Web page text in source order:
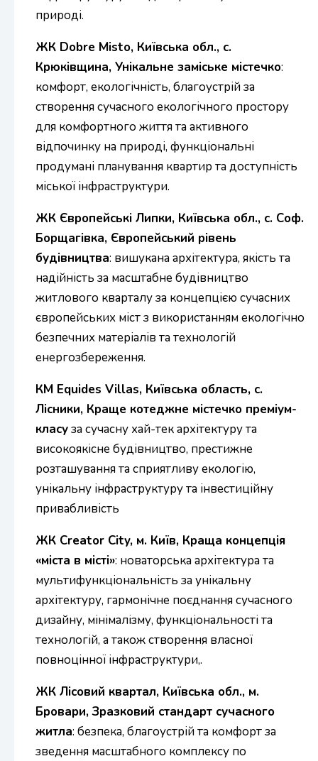
природі.
ЖК Dobre Misto, Київська обл., с.
Крюківщина, Унікальне заміське містечко:
комфорт, екологічність, благоустрій за
створення сучасного екологічного простору
для комфортного життя та активного
відпочинку на природі, функціональні
продумані планування квартир та доступність
міської інфраструктури.
ЖК Європейські Липки, Київська обл., с. Соф.
Борщагівка, Європейський рівень
будівництва: вишукана архітектура, якість та
надійність за масштабне будівництво
житлового кварталу за концепцією сучасних
європейських міст з використанням екологічно
безпечних матеріалів та технологій
енергозбереження.
КМ Equides Villas, Київська область, с.
Лісники, Краще котеджне містечко преміум-
класуза сучасну хай-тек архітектуру та
високоякісне будівництво, престижне
розташування та сприятливу екологію,
унікальну інфраструктуру та інвестиційну
привабливість
ЖК Creator City, м. Київ, Краща концепція
«міста в місті»: новаторська архітектура та
мультифункціональність за унікальну
архітектуру, гармонічне поєднання сучасного
дизайну, мінімалізму, функціональності та
технологій, а також створення власної
повноцінної інфраструктури,.
ЖК Лісовий квартал, Київська обл., м.
Бровари, Зразковий стандарт сучасного
житла: безпека, благоустрій та комфорт за
зведення масштабного комплексу по